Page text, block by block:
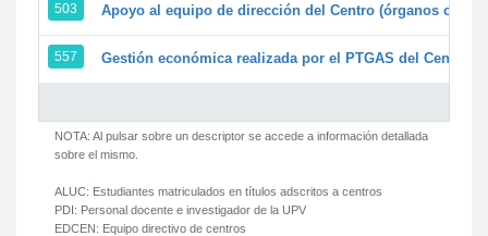
503 Apoyo al equipo de dirección del Centro (órganos
557 Gestión económica realizada por el PTGAS del Centro
NOTA: Al pulsar sobre un descriptor se accede a información detallada
sobre el mismo.
ALUC: Estudiantes matriculados en títulos adscritos a centros
PDI: Personal docente e investigador de la UPV
EDCEN: Equipo directivo de centros